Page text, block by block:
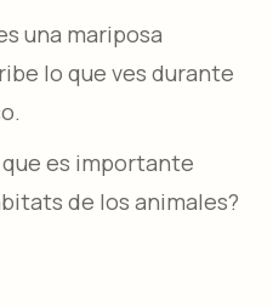
una mariposa
lo que ves durante
es importante
de los animales?